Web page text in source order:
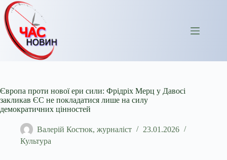
Перейти
до
вмісту
Європа проти нової ери сили: Фрідріх Мерц у Давосі
закликав ЄС не покладатися лише на силу
демократичних цінностей
Валерій Костюк, журналіст
23.01.2026
Культура